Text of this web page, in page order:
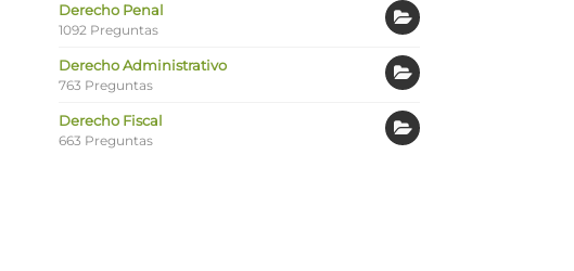
Derecho Penal
1092 Preguntas
Derecho Administrativo
763 Preguntas
Derecho Fiscal
663 Preguntas